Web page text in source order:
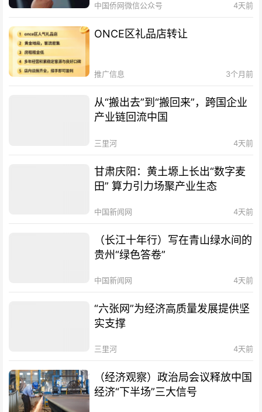
中国侨网微信公众号 4天前
ONCE区礼品店转让
推广信息 3个月前
从“搬出去”到“搬回来”，跨国企业
产业链回流中国
三里河 4天前
甘肃庆阳：黄土塬上长出“数字麦
田” 算力引力场聚产业生态
中国新闻网 4天前
（长江十年行）写在青山绿水间的
贵州“绿色答卷”
中国新闻网 4天前
“六张网”为经济高质量发展提供坚
实支撑
三里河 4天前
（经济观察）政治局会议释放中国
经济“下半场”三大信号